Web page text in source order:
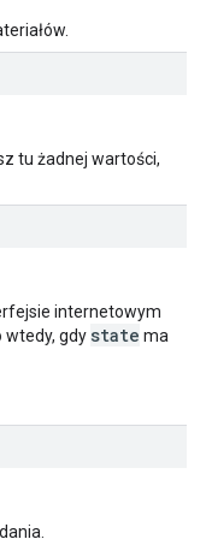
tu żadnej wartości,
internetowym
wtedy, gdy state ma